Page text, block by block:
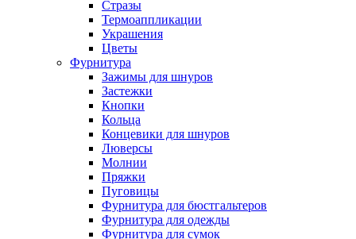
Стразы
Термоаппликации
Украшения
Цветы
Фурнитура
Зажимы для шнуров
Застежки
Кнопки
Кольца
Концевики для шнуров
Люверсы
Молнии
Пряжки
Пуговицы
Фурнитура для бюстгальтеров
Фурнитура для одежды
Фурнитура для сумок